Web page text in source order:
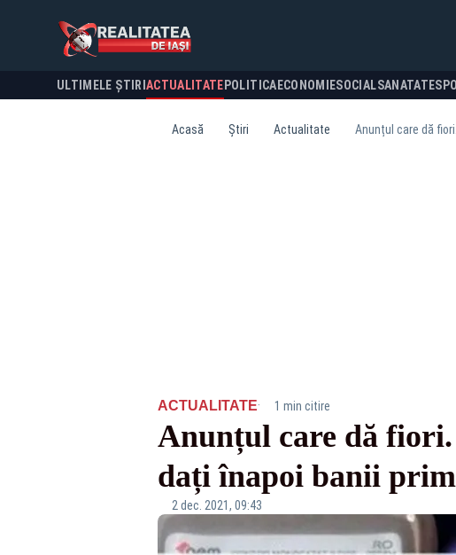
ULTIMELE ȘTIRI ACTUALITATE POLITICA ECONOMIESOCIALSANATATE
Acasă Știri Actualitate Anunțul care dă
ACTUALITATE· 1 min citire
Anunțul care dă fiori.
dați înapoi banii
2 dec. 2021, 09:43